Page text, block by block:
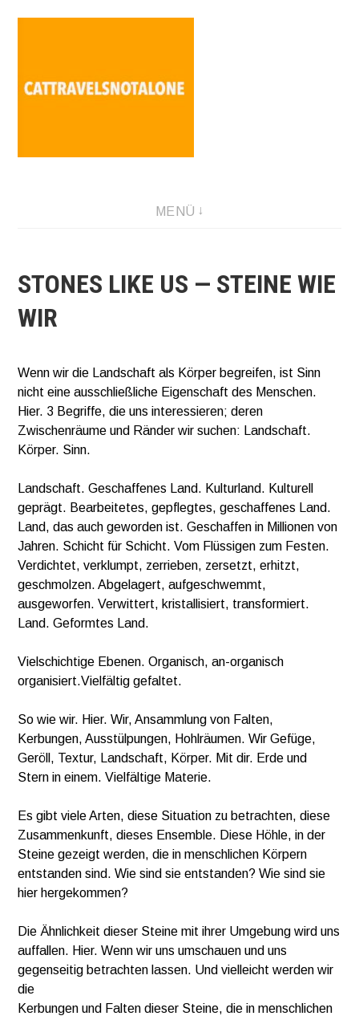
SABINA HOLZER performance-artist. writer. movement-
MENÜ
STONES LIKE US — STEINE WIE
WIR
Wenn wir die Landschaft als Körper begreifen, ist Sinn
nicht eine ausschließliche Eigenschaft des Menschen.
Hier. 3 Begriffe, die uns interessieren; deren
Zwischenräume und Ränder wir suchen: Landschaft.
Körper. Sinn.
Landschaft. Geschaffenes Land. Kulturland. Kulturell
geprägt. Bearbeitetes, gepflegtes, geschaffenes Land.
Land, das auch geworden ist. Geschaffen in Millionen von
Jahren. Schicht für Schicht. Vom Flüssigen zum Festen.
Verdichtet, verklumpt, zerrieben, zersetzt, erhitzt,
geschmolzen. Abgelagert, aufgeschwemmt,
ausgeworfen. Verwittert, kristallisiert, transformiert.
Land. Geformtes Land.
Vielschichtige Ebenen. Organisch, an-organisch
organisiert.Vielfältig gefaltet.
So wie wir. Hier. Wir, Ansammlung von Falten,
Kerbungen, Ausstülpungen, Hohlräumen. Wir Gefüge,
Geröll, Textur, Landschaft, Körper. Mit dir. Erde und
Stern in einem. Vielfältige Materie.
Es gibt viele Arten, diese Situation zu betrachten, diese
Zusammenkunft, dieses Ensemble. Diese Höhle, in der
Steine gezeigt werden, die in menschlichen Körpern
entstanden sind. Wie sind sie entstanden? Wie sind sie
hier hergekommen?
Die Ähnlichkeit dieser Steine mit ihrer Umgebung wird uns
auffallen. Hier. Wenn wir uns umschauen und uns
gegenseitig betrachten lassen. Und vielleicht werden wir
die
Kerbungen und Falten dieser Steine, die in menschlichen